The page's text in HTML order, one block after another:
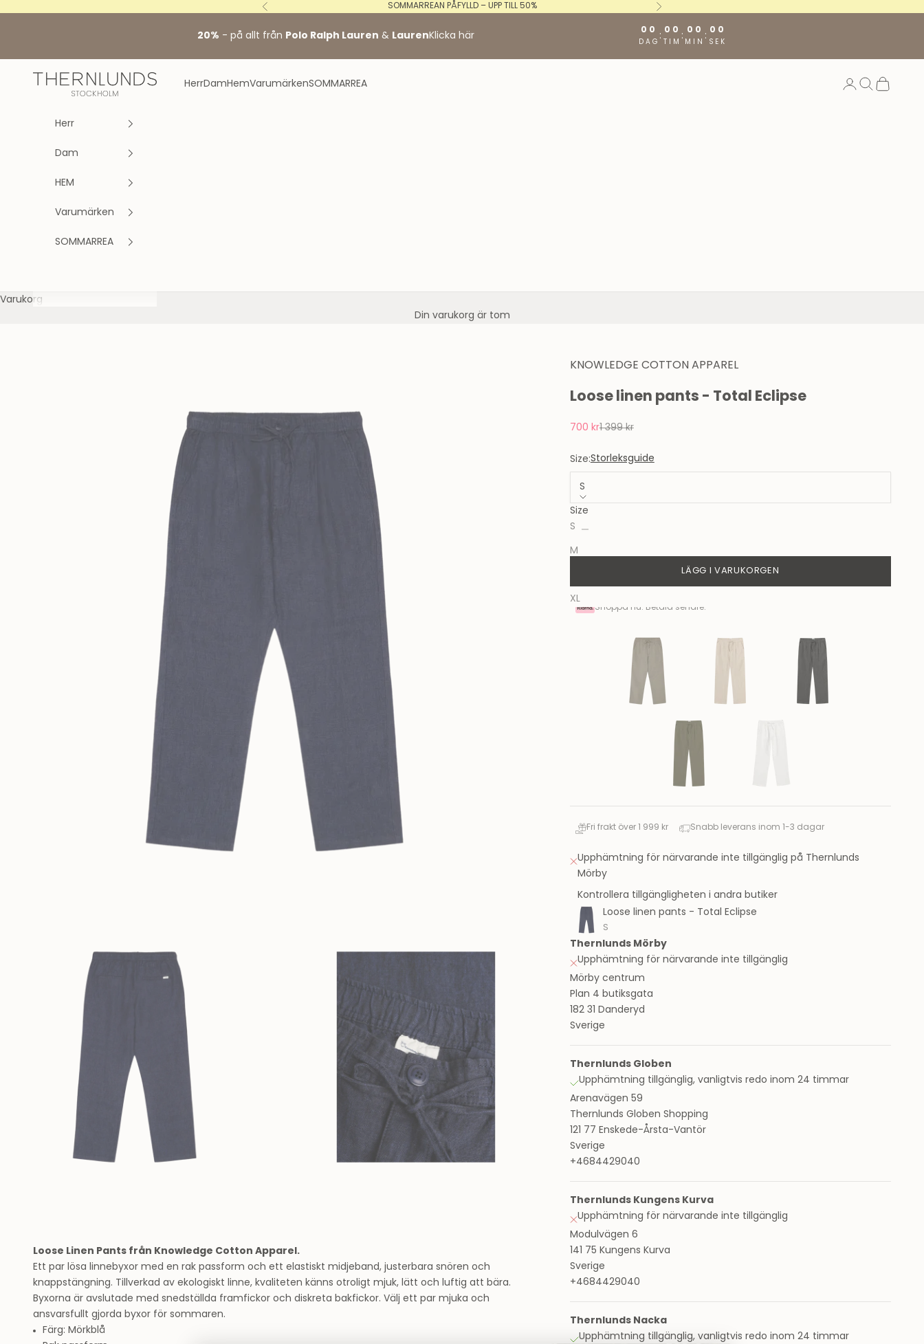
Föregående SOMMARREAN PÅFYLLD – UPP TILL 50% Nästa
20% - på allt från Polo Ralph Lauren & LaurenKlicka här
00
DAG
:
00
TIM
:
00
MIN
:
00
SEK
Stockholm fashion agency AB HerrDam HemVarumärkenSOMMARREA Öppna
Öppna sök
Öppna
Herr
Dam
HEM
Varumärken
SOMMARREA
Varukorg
Din varukorg är tom
KNOWLEDGE COTTON APPAREL
Loose linen pants - Total Eclipse
REA-pris
700 krPris
1 399 kr
Size:Storleksguide
S
Size
S
M
XL
Minska antal
LÄGG I VARUKORGEN
Shoppa nu. Betala senare.
Fri frakt över 1 999 kr Snabb leverans inom 1-3 dagar
Upphämtning för närvarande inte tillgänglig på Thernlunds
Mörby
Kontrollera tillgängligheten i andra butiker
Loose linen pants - Total Eclipse
S
Thernlunds Mörby
Upphämtning för närvarande inte tillgänglig
Mörby centrum
Plan 4 butiksgata
182 31 Danderyd
Sverige
Thernlunds Globen
Upphämtning tillgänglig, vanligtvis redo inom 24 timmar
Arenavägen 59
Thernlunds Globen Shopping
121 77 Enskede-Årsta-Vantör
Sverige
+4684429040
Thernlunds Kungens Kurva
Upphämtning för närvarande inte tillgänglig
Modulvägen 6
141 75 Kungens Kurva
Sverige
+4684429040
Thernlunds Nacka
Upphämtning tillgänglig, vanligtvis redo inom 24 timmar
Loose Linen Pants från Knowledge Cotton Apparel.
Ett par lösa linnebyxor med en rak passform och ett elastiskt midjeband, justerbara snören och
knappstängning. Tillverkad av ekologiskt linne, kvaliteten känns otroligt mjuk, lätt och luftig att bära.
Byxorna är avslutade med snedställda framfickor och diskreta bakfickor. Välj ett par mjuka och
ansvarsfullt gjorda byxor för sommaren.
Färg: Mörkblå